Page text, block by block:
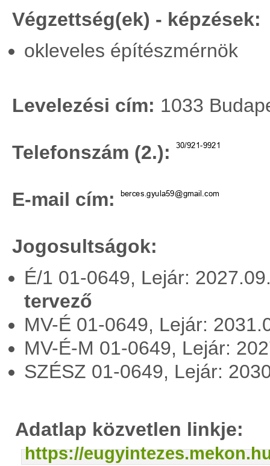
Végzettség(ek) - képzések:
okleveles építészmérnök
Levelezési cím: 1033
Telefonszám (2.):
E-mail cím:
Jogosultságok:
É/1 01-0649, Lejár:
tervező
MV-É 01-0649, Lejár:
MV-É-M 01-0649, Lejár:
SZÉSZ 01-0649, Lejár:
Adatlap közvetlen linkje:
https://